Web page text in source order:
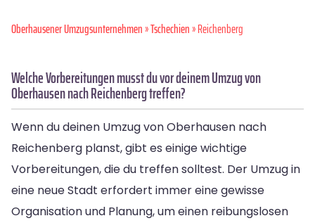
Oberhausener Umzugsunternehmen»Tschechien» Reichenberg
Welche Vorbereitungen musst du vor deinem Umzug von
Oberhausen nach Reichenberg treffen?
Wenn du deinen Umzug von Oberhausen nach
Reichenberg planst, gibt es einige wichtige
Vorbereitungen, die du treffen solltest. Der Umzug in
eine neue Stadt erfordert immer eine gewisse
Organisation und Planung, um einen reibungslosen